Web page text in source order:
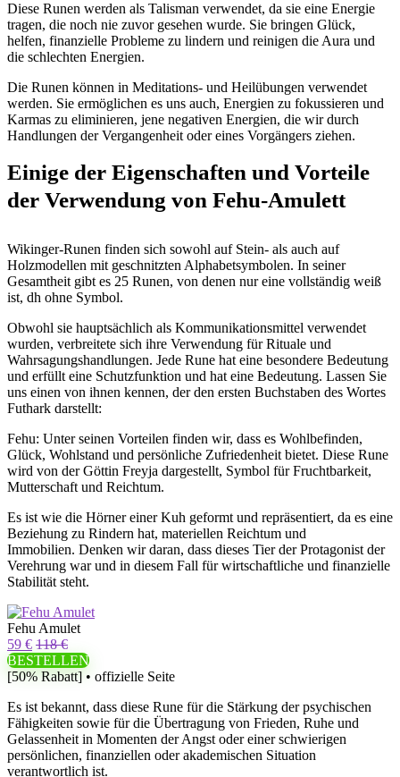
Diese Runen werden als Talisman verwendet, da sie eine Energie
tragen, die noch nie zuvor gesehen wurde. Sie bringen Glück,
helfen, finanzielle Probleme zu lindern und reinigen die Aura und
die schlechten Energien.
Die Runen können in Meditations- und Heilübungen verwendet
werden. Sie ermöglichen es uns auch, Energien zu fokussieren und
Karmas zu eliminieren, jene negativen Energien, die wir durch
Handlungen der Vergangenheit oder eines Vorgängers ziehen.
Einige der Eigenschaften und Vorteile
der Verwendung von Fehu-Amulett
Wikinger-Runen finden sich sowohl auf Stein- als auch auf
Holzmodellen mit geschnitzten Alphabetsymbolen. In seiner
Gesamtheit gibt es 25 Runen, von denen nur eine vollständig weiß
ist, dh ohne Symbol.
Obwohl sie hauptsächlich als Kommunikationsmittel verwendet
wurden, verbreitete sich ihre Verwendung für Rituale und
Wahrsagungshandlungen. Jede Rune hat eine besondere Bedeutung
und erfüllt eine Schutzfunktion und hat eine Bedeutung. Lassen Sie
uns einen von ihnen kennen, der den ersten Buchstaben des Wortes
Futhark darstellt:
Fehu: Unter seinen Vorteilen finden wir, dass es Wohlbefinden,
Glück, Wohlstand und persönliche Zufriedenheit bietet. Diese Rune
wird von der Göttin Freyja dargestellt, Symbol für Fruchtbarkeit,
Mutterschaft und Reichtum.
Es ist wie die Hörner einer Kuh geformt und repräsentiert, da es eine
Beziehung zu Rindern hat, materiellen Reichtum und
Immobilien. Denken wir daran, dass dieses Tier der Protagonist der
Verehrung war und in diesem Fall für wirtschaftliche und finanzielle
Stabilität steht.
Fehu Amulet
59 € 118 €
BESTELLEN
[50% Rabatt] • offizielle Seite
Es ist bekannt, dass diese Rune für die Stärkung der psychischen
Fähigkeiten sowie für die Übertragung von Frieden, Ruhe und
Gelassenheit in Momenten der Angst oder einer schwierigen
persönlichen, finanziellen oder akademischen Situation
verantwortlich ist.